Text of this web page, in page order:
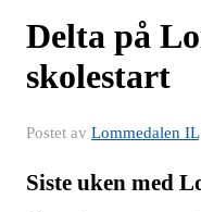
Delta på
skolestart
Postet av Lommedalen IL
Siste uken med